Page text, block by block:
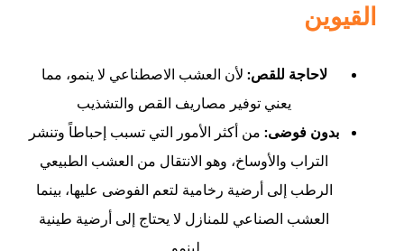
القيوين
لاحاجة للقص: لأن العشب الاصطناعي لا ينمو، مما
يعني توفير مصاريف القص والتشذيب
بدون فوضى: من أكثر الأمور التي تسبب إحباطاً وتنشر
التراب والأوساخ، وهو الانتقال من العشب الطبيعي
الرطب إلى أرضية رخامية لتعم الفوضى عليها، بينما
العشب الصناعي للمنازل لا يحتاج إلى أرضية طينية
لينمو.